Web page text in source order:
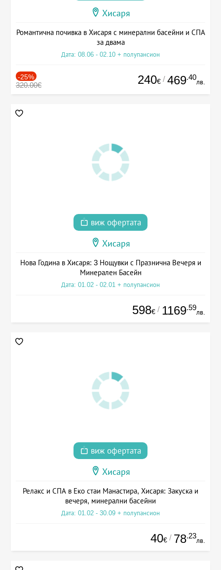
Хисаря
Романтична почивка в Хисаря с минерални басейни и СПА
за двама
Дата: 08.06 - 02.10 + полупансион
-25%
320.00€ 240€ / 469.40
лв.
виж офертата
Хисаря
Нова Година в Хисаря: 3 Нощувки с Празнична Вечеря и
Минерален Басейн
Дата: 01.02 - 02.01 + полупансион
598€ / 1169.59
лв.
виж офертата
Хисаря
Релакс и СПА в Еко стаи Манастира, Хисаря: Закуска и
вечеря, минерални басейни
Дата: 01.02 - 30.09 + полупансион
40€ / 78.23
лв.